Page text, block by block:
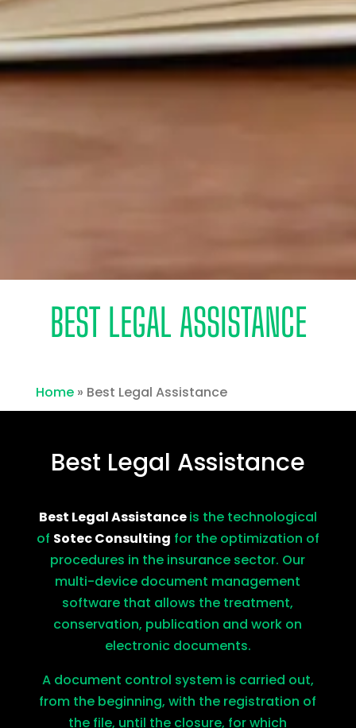
BEST LEGAL ASSISTANCE
Home» Best Legal Assistance
Best Legal Assistance
Best Legal Assistanceis the technological
of Sotec Consulting for the optimization of
procedures in the insurance sector. Our
multi-device document management
software that allows the treatment,
conservation, publication and work on
electronic documents.
A document control system is carried out,
from the beginning, with the registration of
the file, until the closure, for which